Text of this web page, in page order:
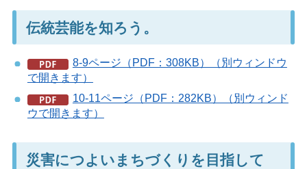
伝統芸能を知ろう。
8-9ページ（PDF：308KB）（別ウィンドウ
で開きます）
10-11ページ（PDF：282KB）（別ウィンド
ウで開きます）
災害につよいまちづくりを目指して